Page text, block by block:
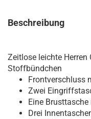
Beschreibung
Zeitlose leichte
Stoffbündchen
Frontverschluss
Zwei
Eine
Drei